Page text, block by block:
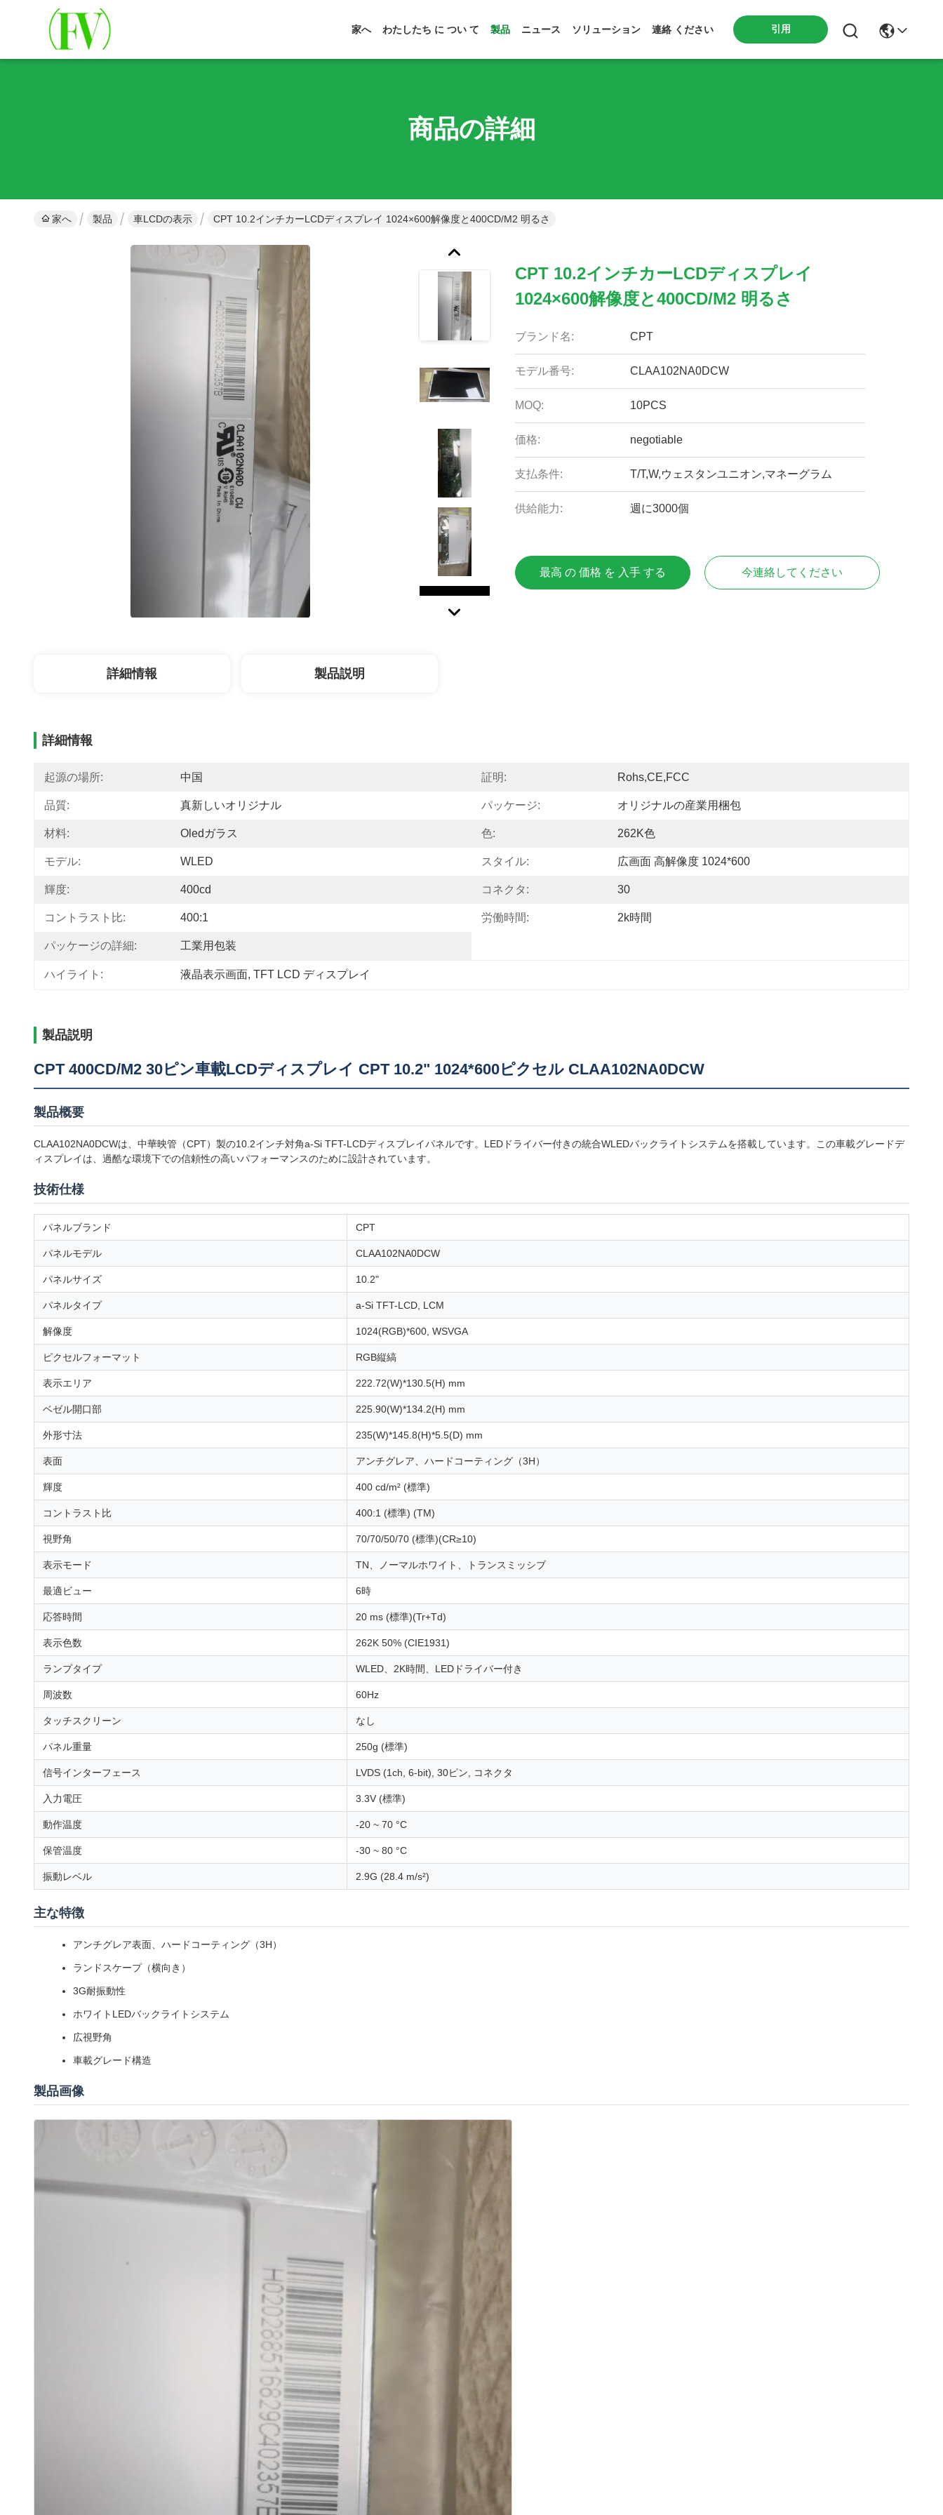
家へ わたしたち に つい て 製品 ニュース ソリューション 連絡 ください 引用
商品の詳細
家へ 製品 車LCDの表示 CPT 10.2インチカーLCDディスプレイ 1024×600解像度と400CD/m2 明るさ
CPT 10.2インチカーLCDディスプレイ
1024×600解像度と400CD/m2 明るさ
ブランド名: CPT
モデル番号: CLAA102NA0DCW
MOQ: 10PCS
価格: negotiable
支払条件: T/T,W,ウェスタンユニオン,マネーグラム
供給能力: 週に3000個
最高 の 価格 を 入手 する 今連絡してください
詳細情報 製品説明
詳細情報
起源の場所: 中国 証明: Rohs,CE,FCC
品質: 真新しいオリジナル パッケージ: オリジナルの産業用梱包
材料: Oledガラス 色: 262K色
モデル: WLED スタイル: 広画面 高解像度 1024*600
輝度: 400cd コネクタ: 30
コントラスト比: 400:1 労働時間: 2k時間
パッケージの詳細: 工業用包装
ハイライト: 液晶表示画面, TFT LCD ディスプレイ
製品説明
CPT 400CD/M2 30ピン車載LCDディスプレイ CPT 10.2" 1024*600ピクセル CLAA102NA0DCW
製品概要
CLAA102NA0DCWは、中華映管（CPT）製の10.2インチ対角a-Si TFT-LCDディスプレイパネルです。LEDドライバー付きの統合WLEDバックライトシステムを搭載しています。この車載グレードデ
ィスプレイは、過酷な環境下での信頼性の高いパフォーマンスのために設計されています。
技術仕様
パネルブランド CPT
パネルモデル CLAA102NA0DCW
パネルサイズ 10.2"
パネルタイプ a-Si TFT-LCD, LCM
解像度 1024(RGB)*600, WSVGA
ピクセルフォーマット RGB縦縞
表示エリア 222.72(W)*130.5(H) mm
ベゼル開口部 225.90(W)*134.2(H) mm
外形寸法 235(W)*145.8(H)*5.5(D) mm
表面 アンチグレア、ハードコーティング（3H）
輝度 400 cd/m² (標準)
コントラスト比 400:1 (標準) (TM)
視野角 70/70/50/70 (標準)(CR≥10)
表示モード TN、ノーマルホワイト、トランスミッシブ
最適ビュー 6時
応答時間 20 ms (標準)(Tr+Td)
表示色数 262K 50% (CIE1931)
ランプタイプ WLED、2K時間、LEDドライバー付き
周波数 60Hz
タッチスクリーン なし
パネル重量 250g (標準)
信号インターフェース LVDS (1ch, 6-bit), 30ピン, コネクタ
入力電圧 3.3V (標準)
動作温度 -20 ~ 70 °C
保管温度 -30 ~ 80 °C
振動レベル 2.9G (28.4 m/s²)
主な特徴
アンチグレア表面、ハードコーティング（3H）
ランドスケープ（横向き）
3G耐振動性
ホワイトLEDバックライトシステム
広視野角
車載グレード構造
製品画像